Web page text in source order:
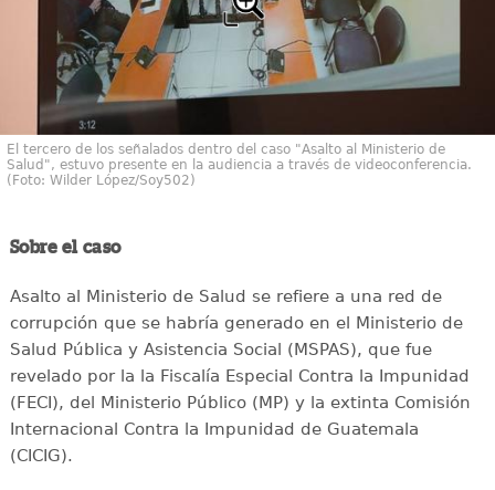
El tercero de los señalados dentro del caso "Asalto al Ministerio de
Salud", estuvo presente en la audiencia a través de videoconferencia.
(Foto: Wilder López/Soy502)
Sobre el caso
Asalto al Ministerio de Salud se refiere a una red de
corrupción que se habría generado en el Ministerio de
Salud Pública y Asistencia Social (MSPAS), que fue
revelado por la la Fiscalía Especial Contra la Impunidad
(FECI), del Ministerio Público (MP) y la extinta Comisión
Internacional Contra la Impunidad de Guatemala
(CICIG).